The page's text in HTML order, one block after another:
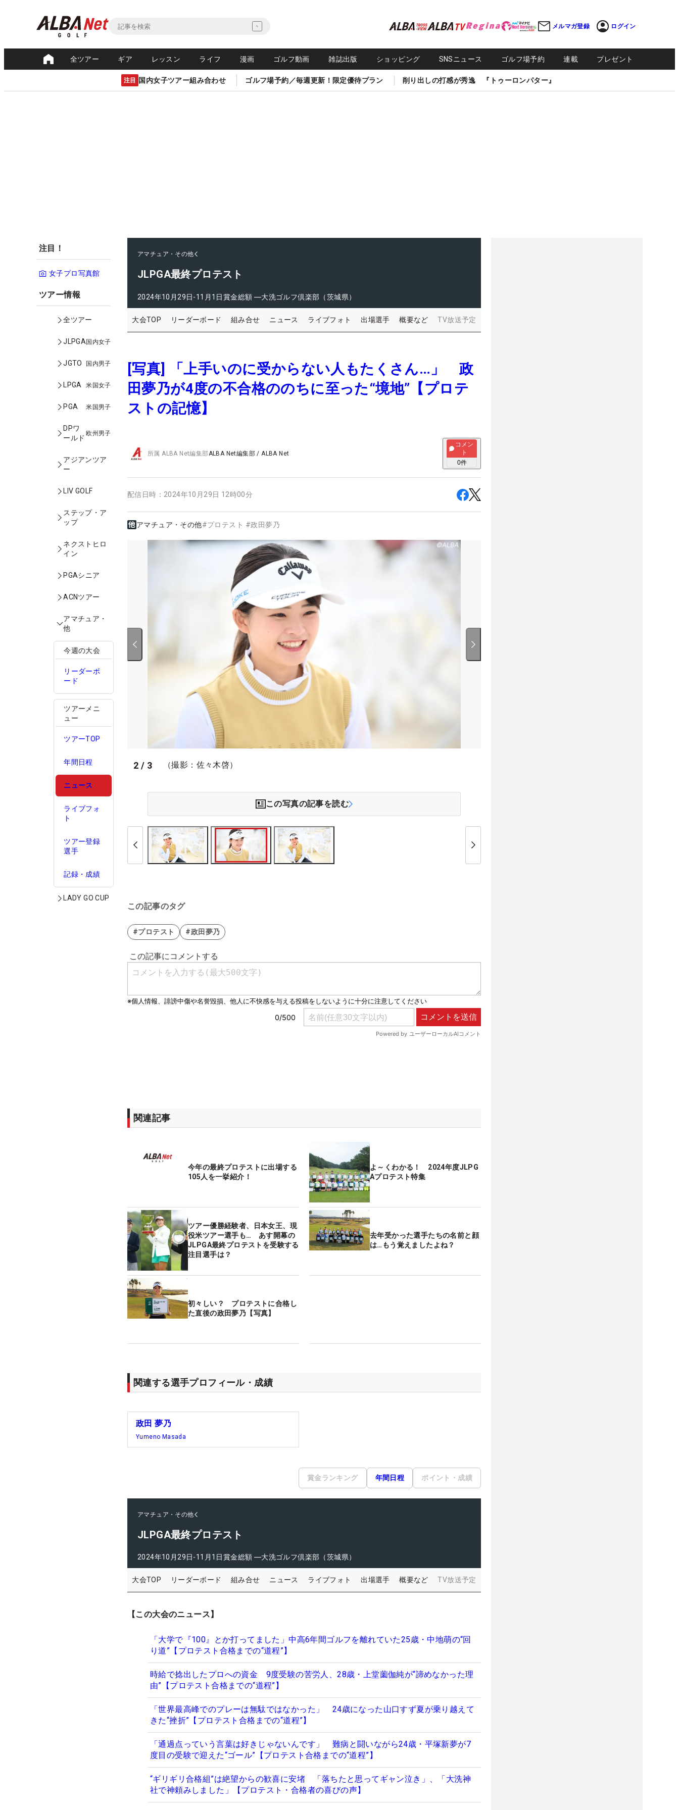
メルマガ登録 ログイン
全ツアー ギア レッスン ライフ 漫画 ゴルフ動画 雑誌出版 ショッピング SNSニュース ゴルフ場予約 連載 プレゼント
注目 国内女子ツアー組み合わせ ゴルフ場予約／毎週更新！限定優待プラン 削り出しの打感が秀逸 『トゥーロンパター』
注目！
女子プロ写真館
ツアー情報
全ツアー
JLPGA国内女子
JGTO 国内男子
LPGA 米国女子
PGA 米国男子
DPワ
ールド
欧州男子
アジアンツア
ー
LIV GOLF
ステップ・ア
ップ
ネクストヒロ
イン
PGAシニア
ACNツアー
アマチュア・
他
今週の大会
リーダーボ
ード
ツアーメニ
ュー
ツアーTOP
年間日程
ニュース
ライブフォ
ト
ツアー登録
選手
記録・成績
LADY GO CUP
アマチュア・その他
JLPGA最終プロテスト
2024年10月29日-11月1日賞金総額 ―大洗ゴルフ倶楽部（茨城県）
大会TOP リーダーボード 組み合せ ニュース ライブフォト 出場選手 概要など TV放送予定
[写真] 「上手いのに受からない人もたくさん…」 政
田夢乃が4度の不合格ののちに至った“境地”【プロテ
ストの記憶】
所属ALBA Net編集部ALBA Net編集部 /ALBA Net
コメン
ト
0件
配信日時： 2024年10月29日 12時00分
アマチュア・その他#プロテスト #政田夢乃
2 / 3 （撮影：佐々木啓）
この写真の記事を読む
この記事のタグ
#プロテスト #政田夢乃
関連記事
今年の最終プロテストに出場する
105人を一挙紹介！
よ～くわかる！ 2024年度JLPG
Aプロテスト特集
ツアー優勝経験者、日本女王、現
役米ツアー選手も… あす開幕の
JLPGA最終プロテストを受験する
注目選手は？
去年受かった選手たちの名前と顔
は…もう覚えましたよね？
初々しい？ プロテストに合格し
た直後の政田夢乃【写真】
関連する選手プロフィール・成績
政田 夢乃
Yumeno Masada
賞金ランキング 年間日程 ポイント・成績
アマチュア・その他
JLPGA最終プロテスト
2024年10月29日-11月1日賞金総額 ―大洗ゴルフ倶楽部（茨城県）
大会TOP リーダーボード 組み合せ ニュース ライブフォト 出場選手 概要など TV放送予定
【この大会のニュース】
「大学で『100』とか打ってました」中高6年間ゴルフを離れていた25歳・中地萌の“回
り道”【プロテスト合格までの“道程”】
時給で捻出したプロへの資金 9度受験の苦労人、28歳・上堂薗伽純が“諦めなかった理
由”【プロテスト合格までの“道程”】
「世界最高峰でのプレーは無駄ではなかった」 24歳になった山口すず夏が乗り越えて
きた“挫折”【プロテスト合格までの“道程”】
「通過点っていう言葉は好きじゃないんです」 難病と闘いながら24歳・平塚新夢が7
度目の受験で迎えた“ゴール”【プロテスト合格までの“道程”】
“ギリギリ合格組”は絶望からの歓喜に安堵 「落ちたと思ってギャン泣き」、「大洗神
社で神頼みしました」【プロテスト・合格者の喜びの声】